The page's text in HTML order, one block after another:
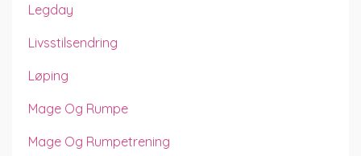
Legday
Livsstilsendring
Løping
Mage Og Rumpe
Mage Og Rumpetrening